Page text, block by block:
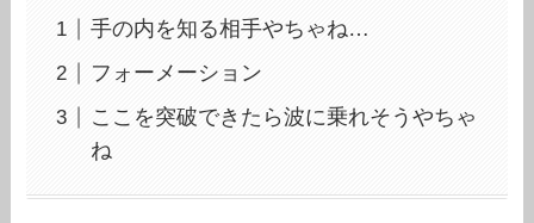
手の内を知る相手やちゃね…
フォーメーション
ここを突破できたら波に乗れそうやちゃ
ね